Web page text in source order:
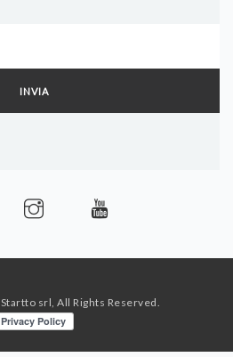
Startto srl, All Rights Reserved.